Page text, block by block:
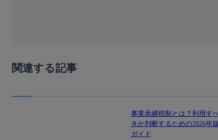
関連する記事
事業承継税制とは？利用す
きか判断するための2026年
ガイド